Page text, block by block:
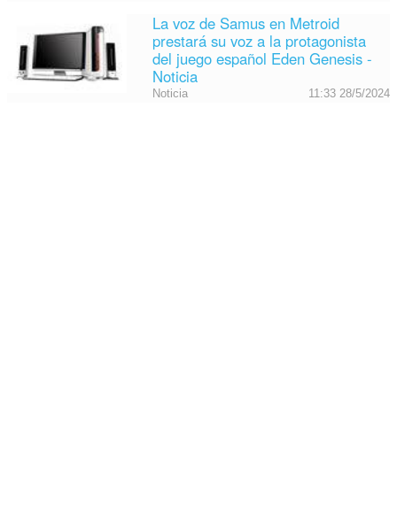
La voz de Samus en Metroid
prestará su voz a la protagonista
del juego español Eden Genesis -
Noticia
Noticia 11:33 28/5/2024